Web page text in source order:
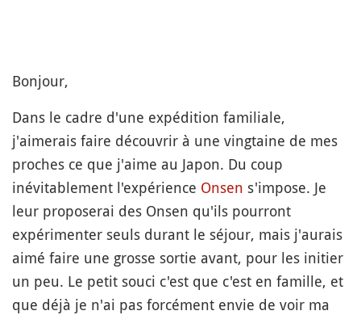
Bonjour,
Dans le cadre d'une expédition familiale,
j'aimerais faire découvrir à une vingtaine de mes
proches ce que j'aime au Japon. Du coup
inévitablement l'expérience Onsen s'impose. Je
leur proposerai des Onsen qu'ils pourront
expérimenter seuls durant le séjour, mais j'aurais
aimé faire une grosse sortie avant, pour les initier
un peu. Le petit souci c'est que c'est en famille, et
que déjà je n'ai pas forcément envie de voir ma